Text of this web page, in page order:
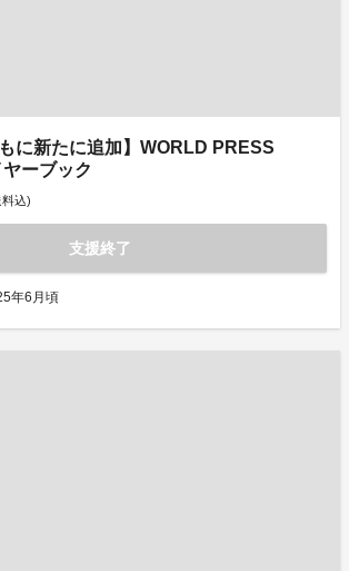
に新たに追加】WORLD PRESS
ーブック
込)
支援終了
年6月頃